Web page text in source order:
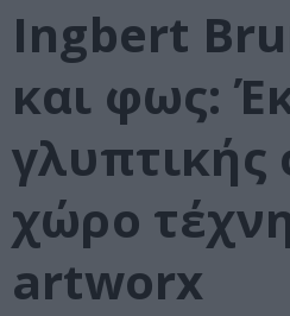
Ingbert
και φως:
γλυπτικής
χώρο
artworx